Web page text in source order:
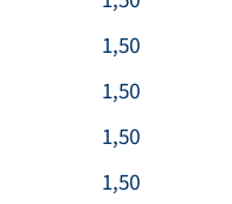
1,50
1,50
1,50
1,50